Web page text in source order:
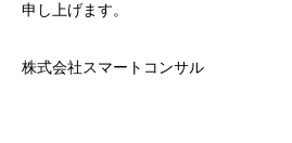
申し上げます。
株式会社スマートコンサル